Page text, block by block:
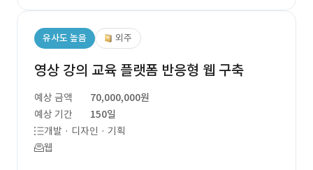
유사도 높음 외주
영상 강의 교육 플랫폼 반응형 웹 구축
예상 금액
70,000,000원
예상 기간
150일
개발 · 디자인 · 기획
웹